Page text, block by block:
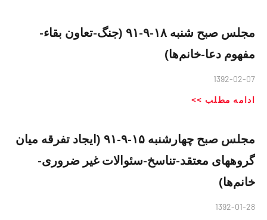
مجلس صبح شنبه ۱۸-۹-۹۱ (جنگ-تعاون بقاء-
مفهوم دعا-خانم‌ها)
1392-02-07
ادامه مطلب >>
مجلس صبح چهارشنبه ۱۵-۹-۹۱ (ایجاد تفرقه میان
گروههای معتقد-تناسخ-سئوالات غیر ضروری-
خانم‌ها)
1392-01-28